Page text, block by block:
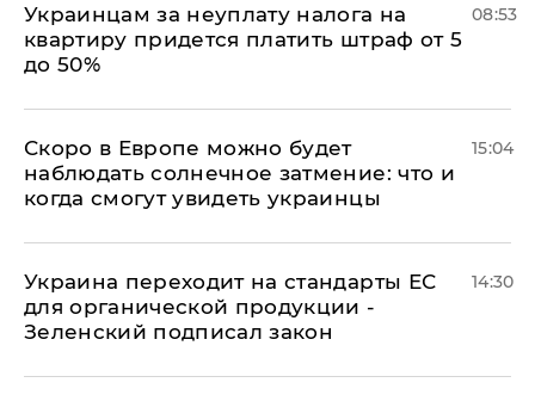
Украинцам за неуплату налога на
квартиру придется платить штраф от 5
до 50%
08:53
Скоро в Европе можно будет
наблюдать солнечное затмение: что и
когда смогут увидеть украинцы
15:04
Украина переходит на стандарты ЕС
для органической продукции -
Зеленский подписал закон
14:30